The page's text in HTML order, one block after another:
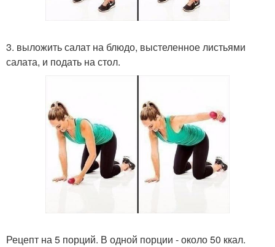
3. выложить салат на блюдо, выстеленное листьями
салата, и подать на стол.
Рецепт на 5 порций. В одной порции - около 50 ккал.